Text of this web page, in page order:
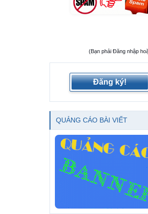
(Bạn phải Đăng nhập
Đăng ký!
QUẢNG CÁO BÀI VIẾT